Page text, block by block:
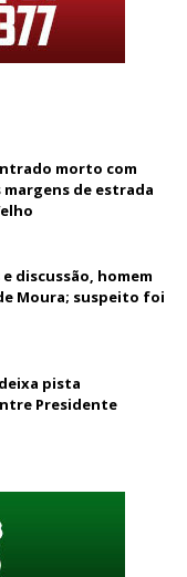
morto com
margens de estrada
e discussão, homem
Moura; suspeito foi
pista
Presidente